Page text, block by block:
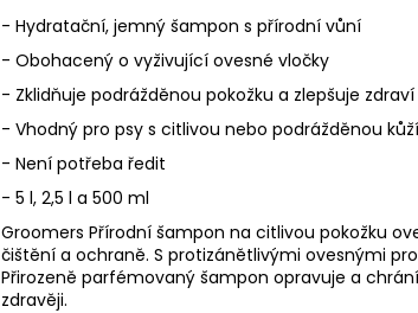
- Hydratační, jemný šampon s přírodní vůní
- Obohacený o vyživující ovesné vločky
- Zklidňuje podrážděnou pokožku a zlepšuje zdraví
- Vhodný pro psy s citlivou nebo podrážděnou kůží
- Není potřeba ředit
- 5 l, 2,5 l a 500 ml
Groomers Přírodní šampon na citlivou pokožku
čištění a ochraně. S protizánětlivými ovesnými
Přirozeně parfémovaný šampon opravuje a
zdravěji.